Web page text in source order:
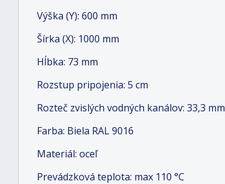
Výška (Y): 600 mm
Šírka (X): 1000 mm
Hĺbka: 73 mm
Rozstup pripojenia: 5 cm
Rozteč zvislých vodných kanálov: 33,3 mm
Farba: Biela RAL 9016
Materiál: oceľ
Prevádzková teplota: max 110 °C